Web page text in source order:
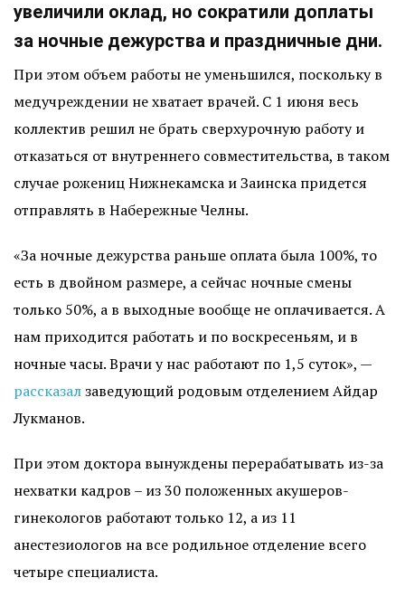
увеличили оклад, но сократили доплаты
за ночные дежурства и праздничные дни.
При этом объем работы не уменьшился, поскольку в
медучреждении не хватает врачей. С 1 июня весь
коллектив решил не брать сверхурочную работу и
отказаться от внутреннего совместительства, в таком
случае рожениц Нижнекамска и Заинска придется
отправлять в Набережные Челны.
«За ночные дежурства раньше оплата была 100%, то
есть в двойном размере, а сейчас ночные смены
только 50%, а в выходные вообще не оплачивается. А
нам приходится работать и по воскресеньям, и в
ночные часы. Врачи у нас работают по 1,5 суток», —
рассказалзаведующий родовым отделением Айдар
Лукманов.
При этом доктора вынуждены перерабатывать из-за
нехватки кадров – из 30 положенных акушеров-
гинекологов работают только 12, а из 11
анестезиологов на все родильное отделение всего
четыре специалиста.